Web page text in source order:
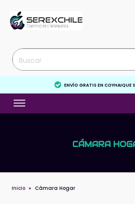
ENVÍO GRATIS EN COYHAIQUE
CÁMARA
Inicio » Cámara Hogar